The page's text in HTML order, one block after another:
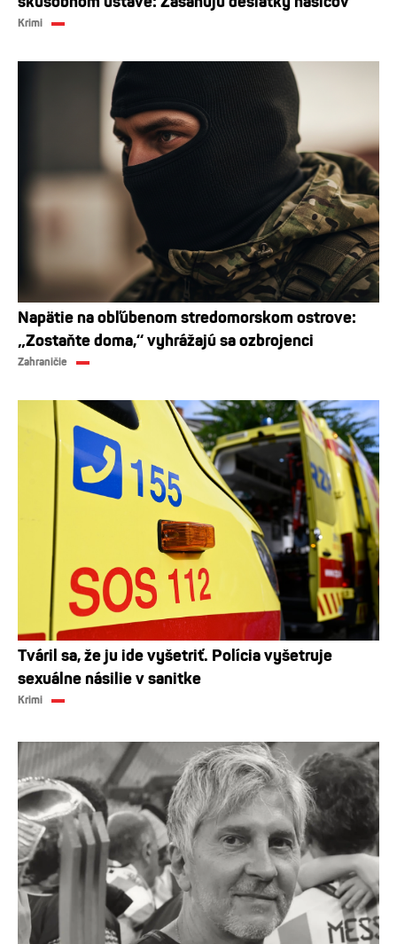
Krimi
Napätie na obľúbenom stredomorskom ostrove:
„Zostaňte doma,“ vyhrážajú sa ozbrojenci
Zahraničie
Tváril sa, že ju ide vyšetriť. Polícia vyšetruje
sexuálne násilie v sanitke
Krimi